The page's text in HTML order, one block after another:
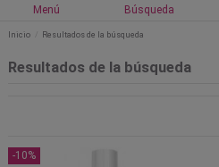
Menú Búsqueda
Inicio Resultados de la búsqueda
Resultados de la búsqueda
-10%